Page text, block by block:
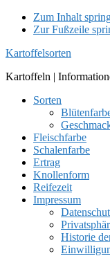
Zum Inhalt
Zur Fußzeile
Kartoffelsorten
Kartoffeln |
Sorten
Fleischfarbe
Schalenfarbe
Ertrag
Knollenform
Reifezeit
Impressum
Historie